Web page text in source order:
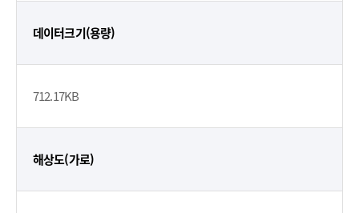
데이터크기(용량)
712.17KB
해상도(가로)